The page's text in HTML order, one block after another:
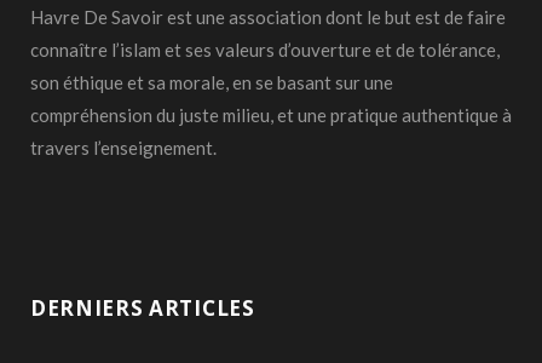
Havre De Savoir est une association dont le but est de faire
connaître l’islam et ses valeurs d’ouverture et de tolérance,
son éthique et sa morale, en se basant sur une
compréhension du juste milieu, et une pratique authentique à
travers l’enseignement.
DERNIERS ARTICLES